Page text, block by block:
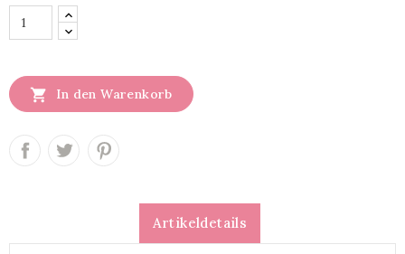
 In den Warenkorb
Artikeldetails